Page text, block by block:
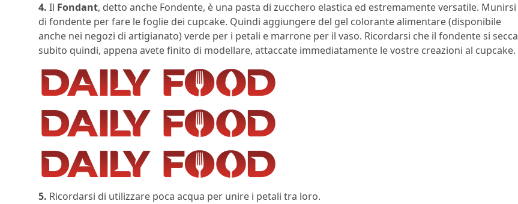
4. Il Fondant, detto anche Fondente, è una pasta di zucchero elastica ed estremamente versatile. Munirsi
di fondente per fare le foglie dei cupcake. Quindi aggiungere del gel colorante alimentare (disponibile
anche nei negozi di artigianato) verde per i petali e marrone per il vaso. Ricordarsi che il fondente si secca
subito quindi, appena avete finito di modellare, attaccate immediatamente le vostre creazioni al cupcake.
5. Ricordarsi di utilizzare poca acqua per unire i petali tra loro.